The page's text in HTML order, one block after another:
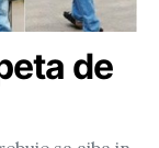
de